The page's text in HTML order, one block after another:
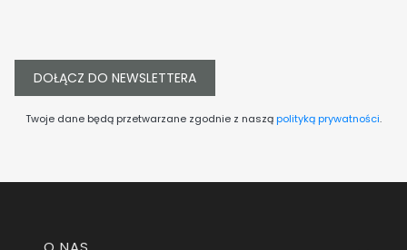
DOŁĄCZ DO NEWSLETTERA
Twoje dane będą przetwarzane zgodnie z nasząpolityką prywatności.